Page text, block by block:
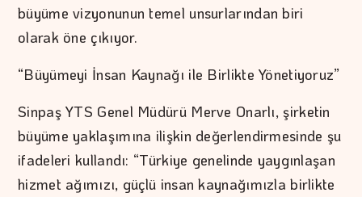
büyüme vizyonunun temel unsurlarından biri
olarak öne çıkıyor.
“Büyümeyi İnsan Kaynağı ile Birlikte Yönetiyoruz”
Sinpaş YTS Genel Müdürü Merve Onarlı, şirketin
büyüme yaklaşımına ilişkin değerlendirmesinde şu
ifadeleri kullandı: “Türkiye genelinde yaygınlaşan
hizmet ağımızı, güçlü insan kaynağımızla birlikte